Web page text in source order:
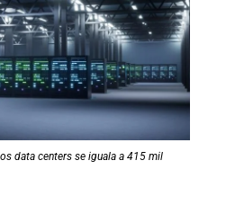
data centers se iguala a 415 mil